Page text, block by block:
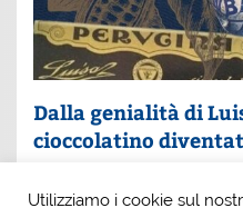
Dalla genialità di
cioccolatino
Utilizziamo i cookie sul